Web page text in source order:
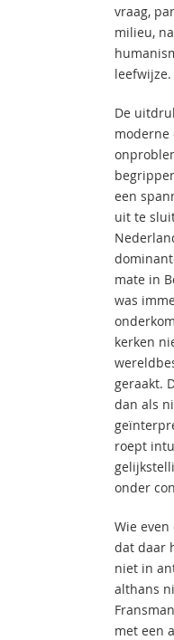
vraag,
milieu,
leefwijze.
De
een
uit te
mate in
was
kerken
geraakt.
dan als
roept
onder
Wie
dat daar
niet in
althans
met een